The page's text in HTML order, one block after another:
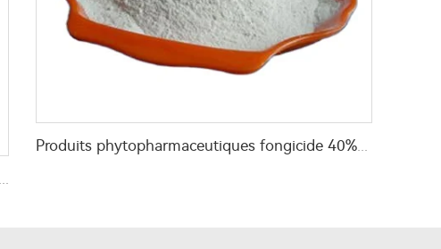
+ 150g/L Kresoxim-méthyle SC fongicide mixte à prix abordable